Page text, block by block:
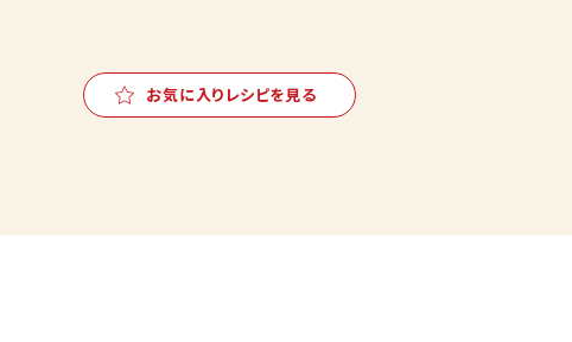
お気に入りレシピを見る